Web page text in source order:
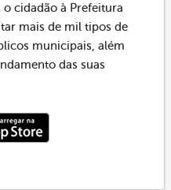
cidadão à Prefeitura
mais de mil tipos de
municipais, além
das suas